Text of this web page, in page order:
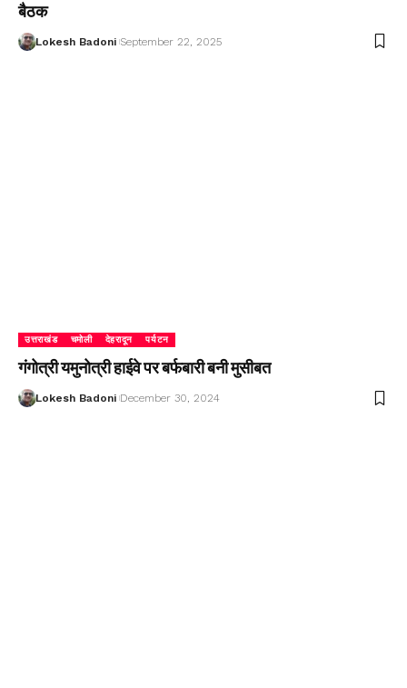
बैठक
Lokesh Badoni September 22, 2025
उत्तराखंड चमोली देहरादून पर्यटन
गंगोत्री यमुनोत्री हाईवे पर बर्फबारी बनी मुसीबत
Lokesh Badoni December 30, 2024